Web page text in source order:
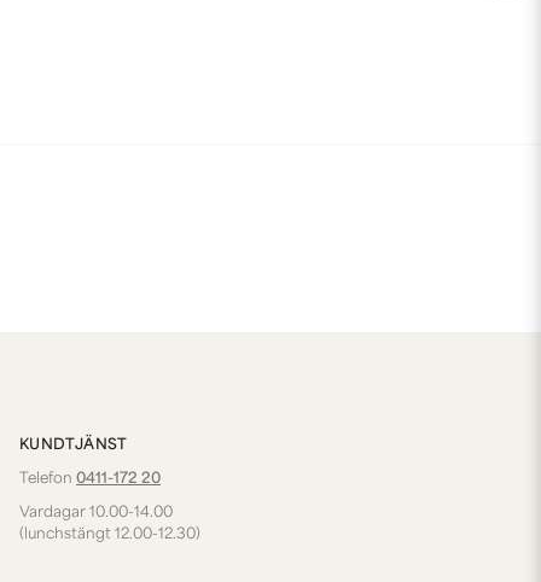
KUNDTJÄNST
Telefon 0411-172 20
Vardagar 10.00-14.00
(lunchstängt 12.00-12.30)